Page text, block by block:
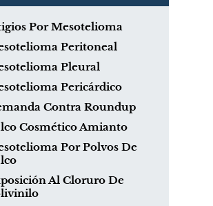
Por Mesotelioma
Peritoneal
Pleural
Pericárdico
Contra Roundup
Cosmético Amianto
Por Polvos De
Al Cloruro De